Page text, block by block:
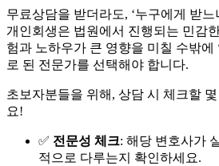
무료상담을 받더라도, ‘누구에게 받
개인회생은 법원에서 진행되는 민감
험과 노하우가 큰 영향을 미칠 수밖에
로 된 전문가를 선택해야 합니다.
초보자분들을 위해, 상담 시 체크할
요!
✅ 전문성 체크: 해당 변호사가
적으로 다루는지 확인하세요.